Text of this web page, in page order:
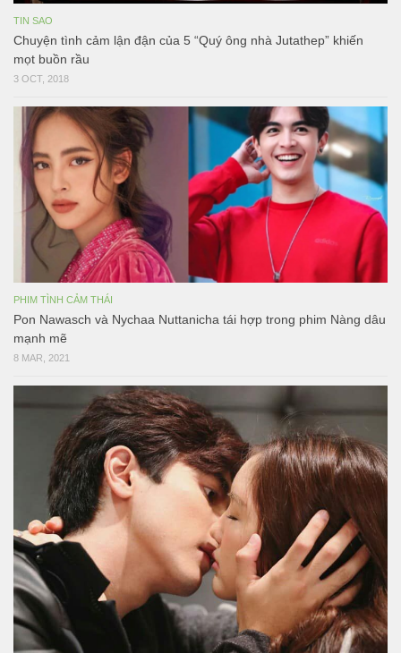
TIN SAO
Chuyện tình cảm lận đận của 5 “Quý ông nhà Jutathep” khiến
mọt buồn rầu
3 OCT, 2018
PHIM TÌNH CẢM THÁI
Pon Nawasch và Nychaa Nuttanicha tái hợp trong phim Nàng dâu
mạnh mẽ
8 MAR, 2021